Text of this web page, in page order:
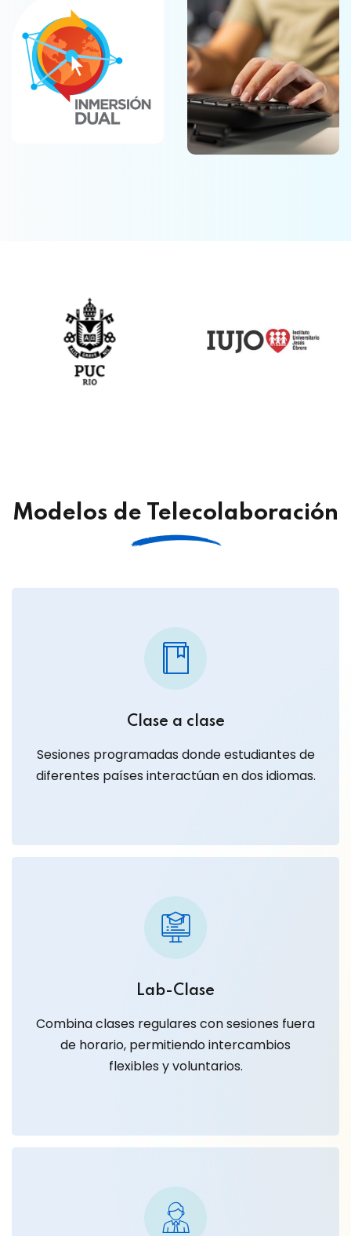
Modelos de Telecolaboración
Clase a clase
Sesiones programadas donde estudiantes de
diferentes países interactúan en dos idiomas.
Lab-Clase
Combina clases regulares con sesiones fuera
de horario, permitiendo intercambios
flexibles y voluntarios.